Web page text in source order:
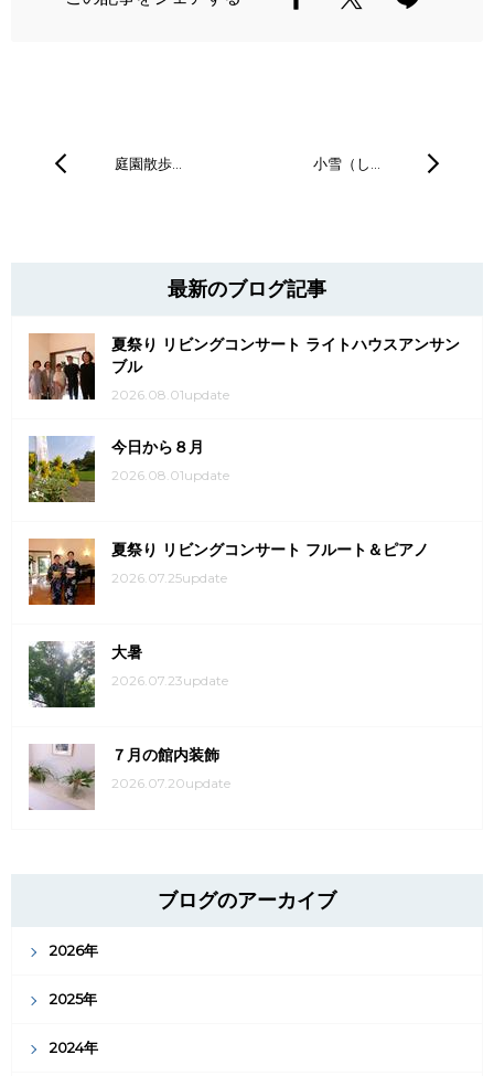
庭園散歩… 小雪（し…
最新のブログ記事
夏祭り リビングコンサート ライトハウスアンサン
ブル
2026.08.01update
今日から８月
2026.08.01update
夏祭り リビングコンサート フルート＆ピアノ
2026.07.25update
大暑
2026.07.23update
７月の館内装飾
2026.07.20update
ブログのアーカイブ
2026年
2025年
2024年